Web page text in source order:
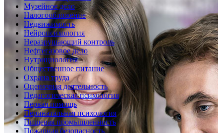
Музейное дело
Налогообложение
Недвижимость
Нейропсихология
Неразрушающий контроль
Нефтегазовое дело
Нутрициология
Общественное питание
Охрана труда
Оценочная деятельность
Педагогическая психология
Первая помощь
Перинатальная психология
Пищевая промышленность
Пожарная безопасность